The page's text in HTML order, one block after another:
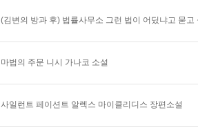
(김변의 방과 후) 법률사무소 그런 법이 어딨냐고 묻고
마법의 주문 니시 가나코 소설
사일런트 페이션트 알렉스 마이클리디스 장편소설